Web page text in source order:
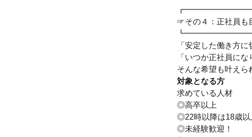
☞その４：正社員も
「安定した働き方に
「いつか正社員にな
そんな希望も叶え
対象となる方
求めている人材
◎高卒以上
◎22時以降は18歳以
◎未経験歓迎！